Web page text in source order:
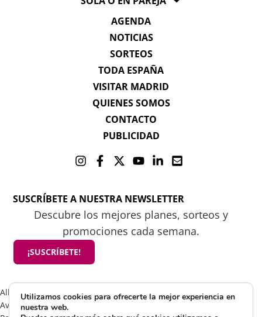
AGENDA
NOTICIAS
SORTEOS
TODA ESPAÑA
VISITAR MADRID
QUIENES SOMOS
CONTACTO
PUBLICIDAD
SUSCRÍBETE A NUESTRA NEWSLETTER
Descubre los mejores planes, sorteos y
promociones cada semana.
¡SUSCRÍBETE!
All rights reserved 2025 ©Mamá tiene un plan
Aviso Legal
Utilizamos cookies para ofrecerte la mejor experiencia en
nuestra web.